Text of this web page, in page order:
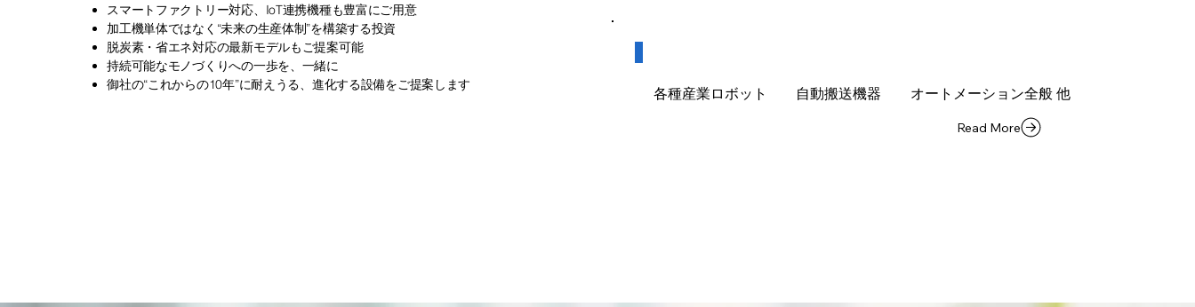
スマートファクトリー対応、IoT連携機種も豊富にご用意
加工機単体ではなく“未来の生産体制”を構築する投資
脱炭素・省エネ対応の最新モデルもご提案可能
持続可能なモノづくりへの一歩を、一緒に
御社の“これからの10年”に耐えうる、進化する設備をご提案します
​各種産業ロボット 自動搬送機器 ​オートメーション全般 他
Read More